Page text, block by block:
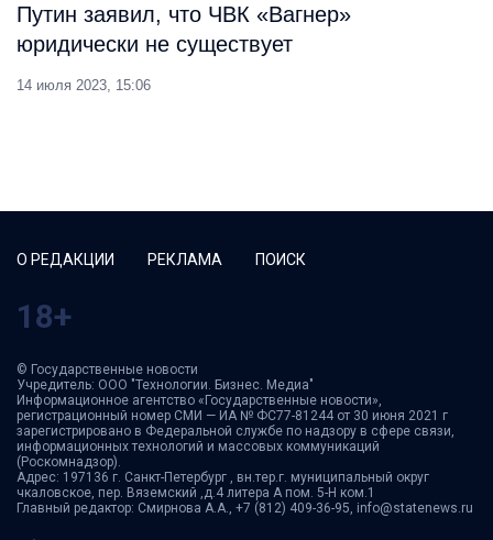
Путин заявил, что ЧВК «Вагнер»
юридически не существует
14 июля 2023, 15:06
О РЕДАКЦИИ РЕКЛАМА ПОИСК
18+
© Государственные новости
Учредитель: ООО "Технологии. Бизнес. Медиа"
Информационное агентство «Государственные новости»,
регистрационный номер СМИ — ИА № ФС77-81244 от 30 июня 2021 г
зарегистрировано в Федеральной службе по надзору в сфере связи,
информационных технологий и массовых коммуникаций
(Роскомнадзор).
Адрес: 197136 г. Санкт-Петербург , вн.тер.г. муниципальный округ
чкаловское, пер. Вяземский ,д.4 литера А пом. 5-Н ком.1
Главный редактор: Смирнова А.А., +7 (812) 409-36-95, info@statenews.ru